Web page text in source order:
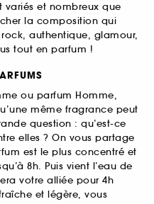
variés et nombreux que
la composition qui
authentique, glamour,
tout en parfum !
ou parfum Homme,
même fragrance peut
question : qu’est-ce
elles ? On vous partage
est le plus concentré et
8h. Puis vient l’eau de
votre alliée pour 4h
et légère, vous